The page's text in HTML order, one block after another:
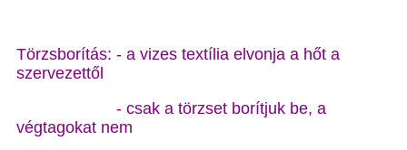
Törzsborítás: - a vizes textília elvonja a hőt a
szervezettől
- csak a törzset borítjuk be, a
végtagokat nem